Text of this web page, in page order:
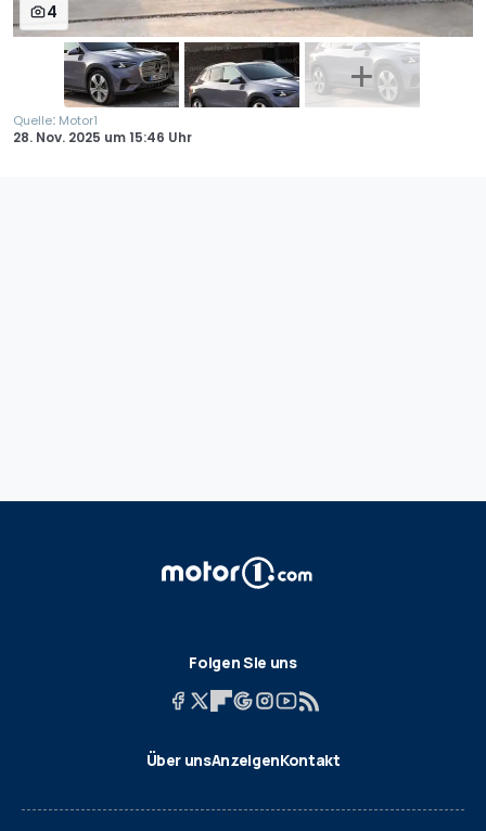
4
Quelle: Motor1
28. Nov. 2025 um15:46 Uhr
Folgen Sie uns
Über unsAnzeigenKontakt